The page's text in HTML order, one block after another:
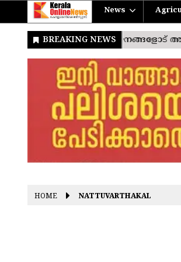
News
HOME NATTUVARTHAKAL